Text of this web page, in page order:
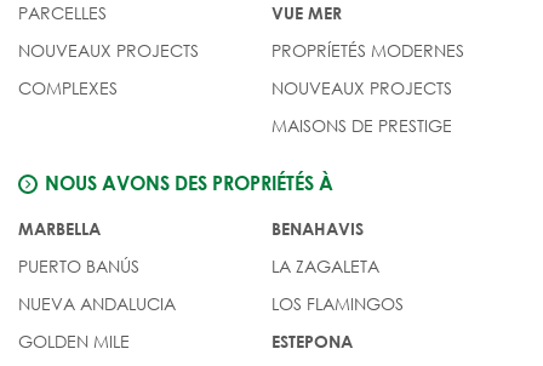
PARCELLES
NOUVEAUX PROJECTS
COMPLEXES
VUE MER
PROPRÍETÉS MODERNES
NOUVEAUX PROJECTS
MAISONS DE PRESTIGE
NOUS AVONS DES PROPRIÉTÉS À
MARBELLA
PUERTO BANÚS
NUEVA ANDALUCIA
GOLDEN MILE
BENAHAVIS
LA ZAGALETA
LOS FLAMINGOS
ESTEPONA